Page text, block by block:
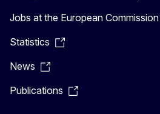
Jobs at the European Commission
Statistics
News
Publications